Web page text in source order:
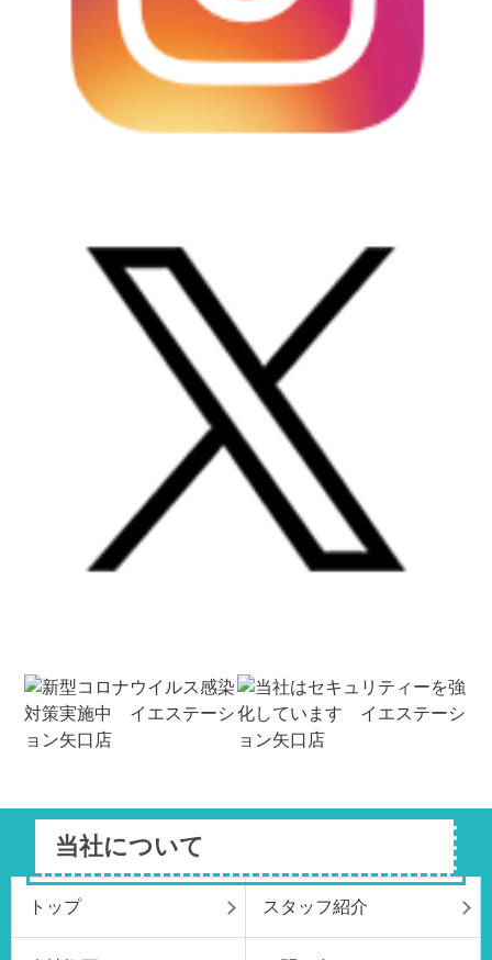
当社について
トップ スタッフ紹介